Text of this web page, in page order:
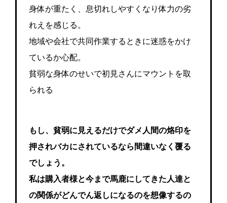
身体が重たく、息切れしやすくなり体力の劣
れえを感じる。
地域や会社で共同作業するときに迷惑をかけ
ているか心配。
貧弱な身体のせいで初見さんにマウントを取
られる
もし、貧弱に見えるだけでダメ人間の烙印を
押されバカにされているなら間違いなく覆る
でしょう。
私は購入者様と今まで馬鹿にしてきた人達と
の関係がどんでん返しになるのを想像するの